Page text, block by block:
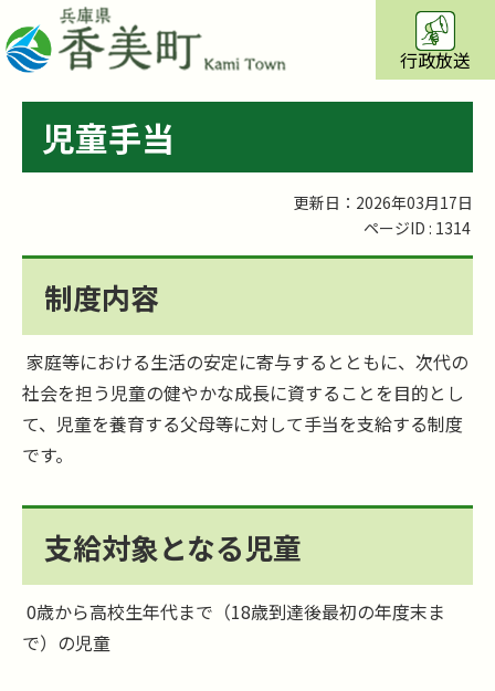
行政放送
児童手当
更新日：2026年03月17日
ページID : 1314
制度内容
家庭等における生活の安定に寄与するとともに、次代の
社会を担う児童の健やかな成長に資することを目的とし
て、児童を養育する父母等に対して手当を支給する制度
です。
支給対象となる児童
0歳から高校生年代まで（18歳到達後最初の年度末ま
で）の児童